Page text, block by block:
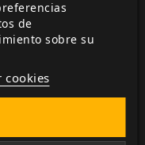
ya sabes que si el
elegir la opción
tu pedido,
un toque
aún más a esa
de
sobre su
cookies